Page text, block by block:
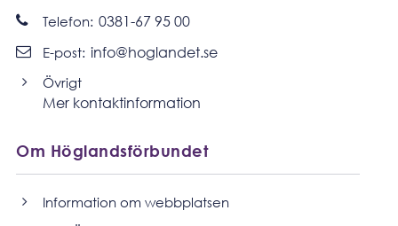
RingTelefon: 0381-67 95 00
Skicka
post
E-post: info@hoglandet.se
Övrigt
Mer kontaktinformation
Om Höglandsförbundet
Information om webbplatsen